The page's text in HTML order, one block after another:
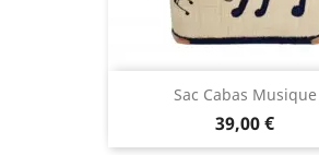
Sac Cabas Musique
Prix
39,00 €